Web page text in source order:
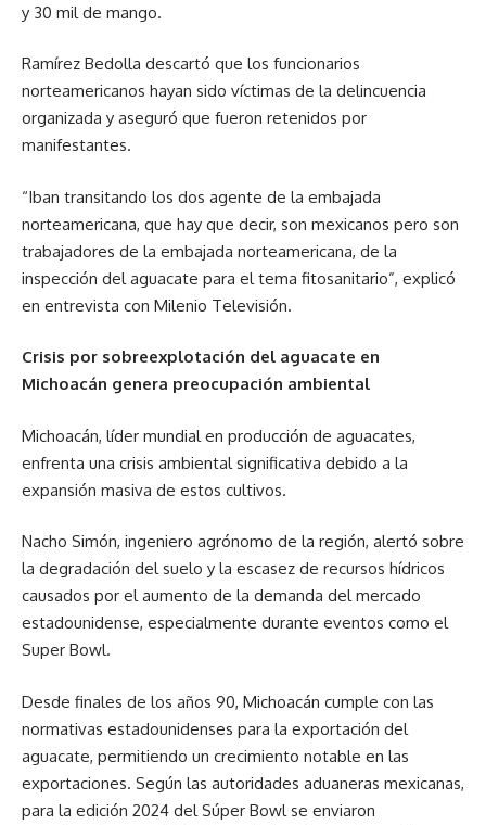
y 30 mil de mango.
Ramírez Bedolla descartó que los funcionarios
norteamericanos hayan sido víctimas de la delincuencia
organizada y aseguró que fueron retenidos por
manifestantes.
“Iban transitando los dos agente de la embajada
norteamericana, que hay que decir, son mexicanos pero son
trabajadores de la embajada norteamericana, de la
inspección del aguacate para el tema fitosanitario”, explicó
en entrevista con Milenio Televisión.
Crisis por sobreexplotación del aguacate en
Michoacán genera preocupación ambiental
Michoacán, líder mundial en producción de aguacates,
enfrenta una crisis ambiental significativa debido a la
expansión masiva de estos cultivos.
Nacho Simón, ingeniero agrónomo de la región, alertó sobre
la degradación del suelo y la escasez de recursos hídricos
causados por el aumento de la demanda del mercado
estadounidense, especialmente durante eventos como el
Super Bowl.
Desde finales de los años 90, Michoacán cumple con las
normativas estadounidenses para la exportación del
aguacate, permitiendo un crecimiento notable en las
exportaciones. Según las autoridades aduaneras mexicanas,
para la edición 2024 del Súper Bowl se enviaron